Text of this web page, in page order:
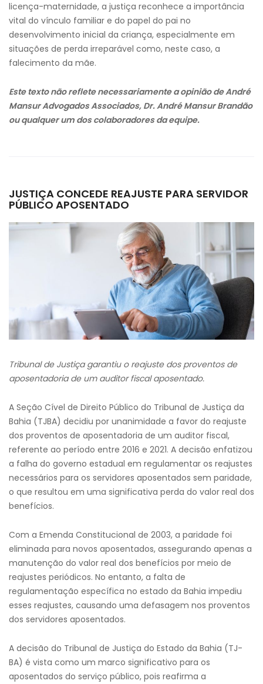
licença-maternidade, a justiça reconhece a importância
vital do vínculo familiar e do papel do pai no
desenvolvimento inicial da criança, especialmente em
situações de perda irreparável como, neste caso, a
falecimento da mãe.
Este texto não reflete necessariamente a opinião de André
Mansur Advogados Associados, Dr. André Mansur Brandão
ou qualquer um dos colaboradores da equipe.
JUSTIÇA CONCEDE REAJUSTE PARA SERVIDOR
PÚBLICO APOSENTADO
Tribunal de Justiça garantiu o reajuste dos proventos de
aposentadoria de um auditor fiscal aposentado.
A Seção Cível de Direito Público do Tribunal de Justiça da
Bahia (TJBA) decidiu por unanimidade a favor do reajuste
dos proventos de aposentadoria de um auditor fiscal,
referente ao período entre 2016 e 2021. A decisão enfatizou
a falha do governo estadual em regulamentar os reajustes
necessários para os servidores aposentados sem paridade,
o que resultou em uma significativa perda do valor real dos
benefícios.
Com a Emenda Constitucional de 2003, a paridade foi
eliminada para novos aposentados, assegurando apenas a
manutenção do valor real dos benefícios por meio de
reajustes periódicos. No entanto, a falta de
regulamentação específica no estado da Bahia impediu
esses reajustes, causando uma defasagem nos proventos
dos servidores aposentados.
A decisão do Tribunal de Justiça do Estado da Bahia (TJ-
BA) é vista como um marco significativo para os
aposentados do serviço público, pois reafirma a